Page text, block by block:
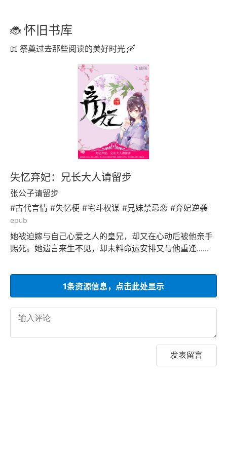
怀旧书库
祭奠过去那些阅读的美好时光
失忆弃妃：兄长大人请留步
张公子请留步
#古代言情 #失忆梗 #宅斗权谋 #兄妹禁忌恋 #弃妃逆袭
epub
她被迫嫁与自己心爱之人的皇兄，却又在心动后被他亲手
赐死。她遗言来生不见，却未料命运安排又与他重逢......
1条资源信息，点击此处显示
发表留言